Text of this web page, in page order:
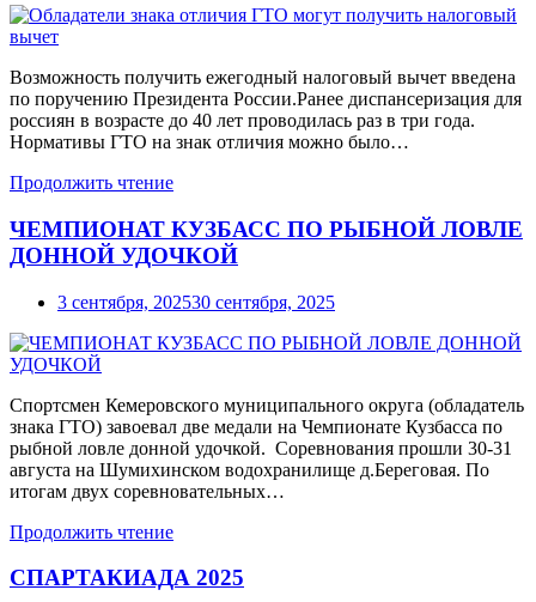
Возможность получить ежегодный налоговый вычет введена
по поручению Президента России.Ранее диспансеризация для
россиян в возрасте до 40 лет проводилась раз в три года.
Нормативы ГТО на знак отличия можно было…
Продолжить чтение
ЧЕМПИОНАТ КУЗБАСС ПО РЫБНОЙ ЛОВЛЕ
ДОННОЙ УДОЧКОЙ
3 сентября, 202530 сентября, 2025
Спортсмен Кемеровского муниципального округа (обладатель
знака ГТО) завоевал две медали на Чемпионате Кузбасса по
рыбной ловле донной удочкой. Соревнования прошли 30-31
августа на Шумихинском водохранилище д.Береговая. По
итогам двух соревновательных…
Продолжить чтение
СПАРТАКИАДА 2025